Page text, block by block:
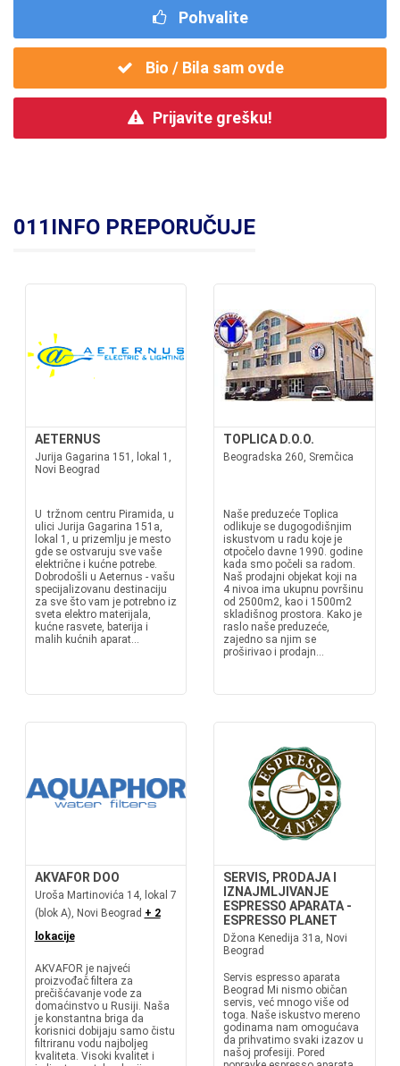
Pohvalite
Bio / Bila sam ovde
Prijavite grešku!
011INFO PREPORUČUJE
AETERNUS
Jurija Gagarina 151, lokal 1,
Novi Beograd
U tržnom centru Piramida, u
ulici Jurija Gagarina 151a,
lokal 1, u prizemlju je mesto
gde se ostvaruju sve vaše
električne i kućne potrebe.
Dobrodošli u Aeternus - vašu
specijalizovanu destinaciju
za sve što vam je potrebno iz
sveta elektro materijala,
kućne rasvete, baterija i
malih kućnih aparat...
TOPLICA D.O.O.
Beogradska 260, Sremčica
Naše preduzeće Toplica
odlikuje se dugogodišnjim
iskustvom u radu koje je
otpočelo davne 1990. godine
kada smo počeli sa radom.
Naš prodajni objekat koji na
4 nivoa ima ukupnu površinu
od 2500m2, kao i 1500m2
skladišnog prostora. Kako je
raslo naše preduzeće,
zajedno sa njim se
proširivao i prodajn...
AKVAFOR DOO
Uroša Martinovića 14, lokal 7
(blok A), Novi Beograd + 2
lokacije
AKVAFOR je najveći
proizvođač filtera za
prečišćavanje vode za
domaćinstvo u Rusiji. Naša
je konstantna briga da
korisnici dobijaju samo čistu
filtriranu vodu najboljeg
kvaliteta. Visoki kvalitet i
SERVIS, PRODAJA I
IZNAJMLJIVANJE
ESPRESSO APARATA -
ESPRESSO PLANET
Džona Kenedija 31a, Novi
Beograd
Servis espresso aparata
Beograd Mi nismo običan
servis, već mnogo više od
toga. Naše iskustvo mereno
godinama nam omogućava
da prihvatimo svaki izazov u
našoj profesiji. Pored